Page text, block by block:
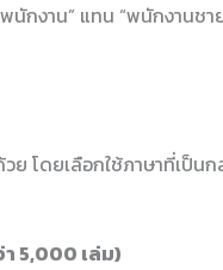
นักงาน” แทน “พนักงานชา
โดยเลือกใช้ภาษาที่เป็นก
5,000 เล่ม)